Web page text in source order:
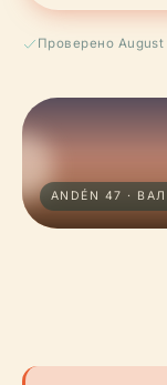
Проверено August
ANDÉN 47 ·